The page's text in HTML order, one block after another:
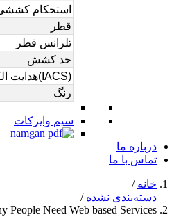
استحکام
قطر
تلرانس قطر
حد کشش
(IACS)هدایت الکتریکی
رنگ
سیم وایرکات
درباره ما
تماس با ما
خانه /
دسته‌بندی نشده /
People Need Web based Services